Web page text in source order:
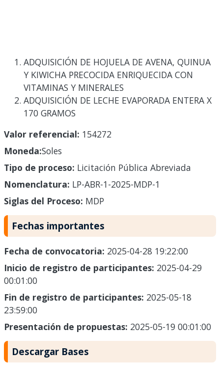
ADQUISICIÓN DE HOJUELA DE AVENA, QUINUA
Y KIWICHA PRECOCIDA ENRIQUECIDA CON
VITAMINAS Y MINERALES
ADQUISICIÓN DE LECHE EVAPORADA ENTERA X
170 GRAMOS
Valor referencial: 154272
Moneda:Soles
Tipo de proceso: Licitación Pública Abreviada
Nomenclatura: LP-ABR-1-2025-MDP-1
Siglas del Proceso: MDP
Fechas importantes
Fecha de convocatoria: 2025-04-28 19:22:00
Inicio de registro de participantes: 2025-04-29
00:01:00
Fin de registro de participantes: 2025-05-18
23:59:00
Presentación de propuestas: 2025-05-19 00:01:00
Descargar Bases